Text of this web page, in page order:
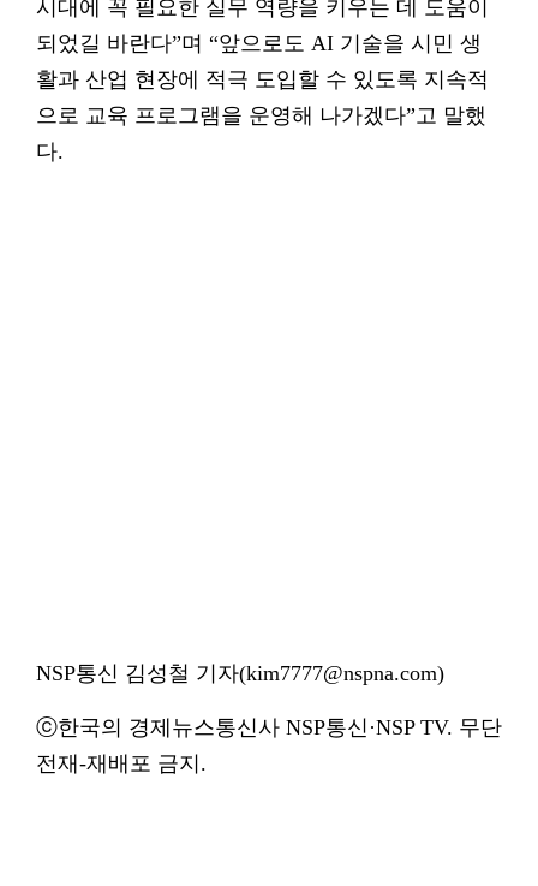
시대에 꼭 필요한 실무 역량을 키우는 데 도움이
되었길 바란다”며 “앞으로도 AI 기술을 시민 생
활과 산업 현장에 적극 도입할 수 있도록 지속적
으로 교육 프로그램을 운영해 나가겠다”고 말했
다.
NSP통신 김성철 기자(kim7777@nspna.com)
ⓒ한국의 경제뉴스통신사 NSP통신·NSP TV. 무단
전재-재배포 금지.